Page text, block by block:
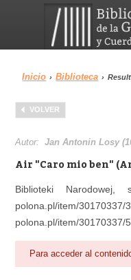
Menu
Biblioteca
Área personal
Inicio › Biblioteca ›
VOLVER
Autor:Jan Antonin Losy
Air "Caro mio ben"
Biblioteki
polona.pl/item/
polona.pl/item/30170337/
Para acceder al